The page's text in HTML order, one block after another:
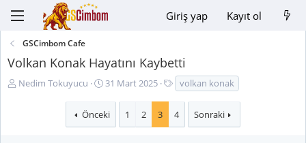
Giriş yap Kayıt ol
GSCimbom Cafe
Volkan Konak Hayatını Kaybetti
K
Nedim Tokuyucu
B
ş
31 Mart 2025
t
volkan konak
Önceki 1 2 3 4 Sonraki